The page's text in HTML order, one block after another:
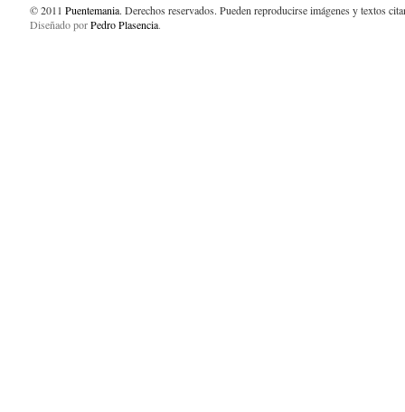
© 2011 Puentemania. Derechos reservados. Pueden reproducirse imágenes y textos
Diseñado porPedro Plasencia.